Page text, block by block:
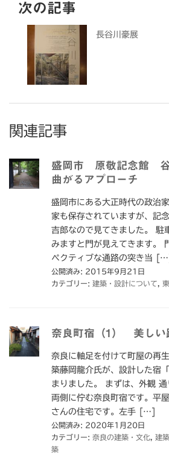
次の記事
長谷川豪展
関連記事
盛岡市 原敬記念館
曲がるアプローチ
盛岡市にある大正時代の政治
家も保存されていますが、記
吉郎なので見てきました。 駐
みますと門が見えてきます。
ペクティブな通路の突き当
公開済み: 2015年9月21日
カテゴリー: 建築・設計について
奈良町宿（1） 美しい
奈良に軸足を付けて町屋の再
築藤岡龍介氏が、設計した宿
まりました。 まずは、外観
両側に佇む奈良町宿です。平
さんの住宅です。左手 […]
公開済み: 2020年1月20日
カテゴリー: 奈良の建築・文化 建
築